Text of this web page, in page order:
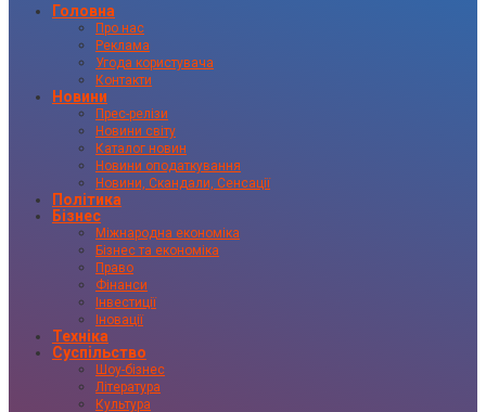
Головна
Про нас
Реклама
Угода користувача
Контакти
Новини
Прес-релізи
Новини світу
Каталог новин
Новини оподаткування
Новини, Скандали, Сенсації
Політика
Бізнес
Міжнародна економіка
Бізнес та економіка
Право
Фінанси
Інвестиції
Іновації
Техніка
Суспільство
Шоу-бізнес
Література
Культура